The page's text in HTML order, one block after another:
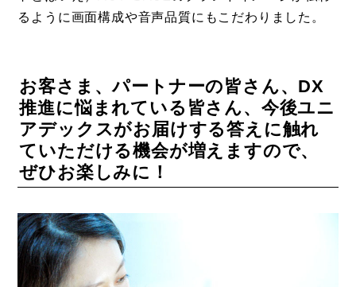
るように画面構成や音声品質にもこだわりました。
お客さま、パートナーの皆さん、DX
推進に悩まれている皆さん、今後ユニ
アデックスがお届けする答えに触れ
ていただける機会が増えますので、
ぜひお楽しみに！